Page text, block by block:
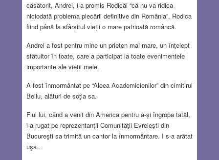
căsătorit, Andrei, i-a promis Rodicăi “că nu va ridica
niciodată problema plecării definitive din România”, Rodica
fiind până la sfârșitul vieții o mare patrioată româncă.
Andrei a fost pentru mine un prieten mai mare, un înţelept
sfătuitor în toate, care a participat la toate evenimentele
importante ale vieții mele.
A fost înmormântat pe “Aleea Academicienilor” din cimitirul
Bellu, alături de soţia sa.
Fiul lui, când a venit din America pentru a-şi îngropa tatăl,
i-a rugat pe reprezentanții Comunităţii Evreieşti din
Bucureşti sa trimită un cantor la înmormântare. I s-a arătat
uşa…